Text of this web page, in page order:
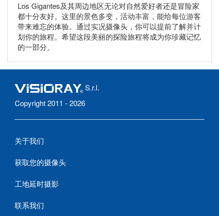
Los Gigantes及其周边地区无论对自然爱好者还是冒险家
都十分友好。这里的景色多变，活动丰富，能给每位游客
带来难忘的体验。通过实况摄像头，你可以提前了解并计
划你的旅程。希望这段美丽的探险旅程将成为你珍藏记忆
的一部分。
S.r.l.
Copyright 2011 - 2026
关于我们
获取您的摄像头
工地延时摄影
联系我们